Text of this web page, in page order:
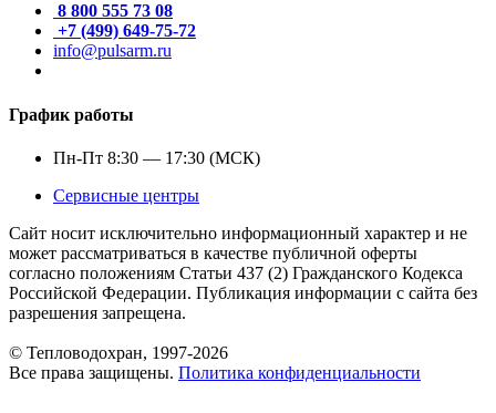
8 800 555 73 08
+7 (499) 649-75-72
info@pulsarm.ru
График работы
Пн-Пт 8:30 — 17:30 (МСК)
Сервисные центры
Сайт носит исключительно информационный характер и не
может рассматриваться в качестве публичной оферты
согласно положениям Статьи 437 (2) Гражданского Кодекса
Российской Федерации. Публикация информации с сайта без
разрешения запрещена.
© Тепловодохран, 1997-2026
Все права защищены. Политика конфиденциальности